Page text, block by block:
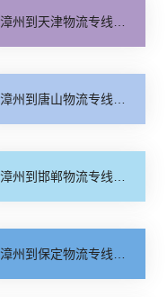
漳州到天津物流专线_高效快运「运价查询」
漳州到唐山物流专线_准时准点「一站式托运」
漳州到邯郸物流专线_高效快运「来电咨询」
漳州到保定物流专线_快速响应「怎么收费」